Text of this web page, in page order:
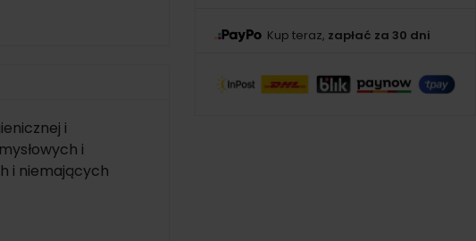
Kup teraz, zapłać za 30 dni
i
i
i niemających